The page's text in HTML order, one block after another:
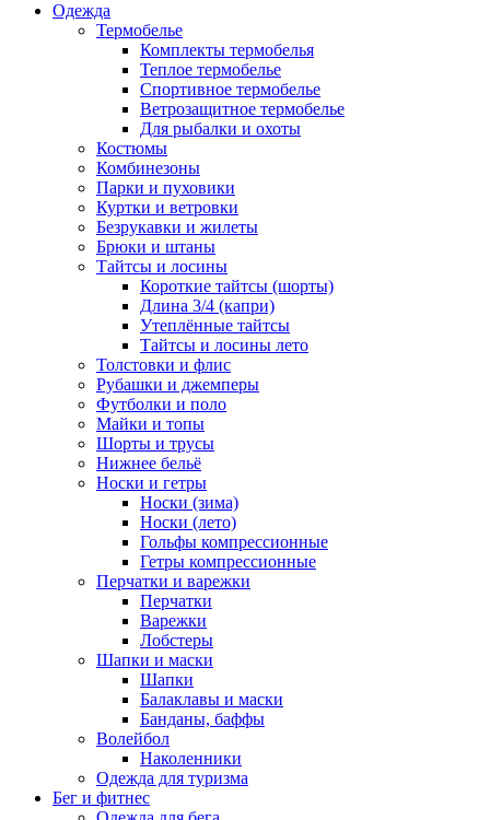
Одежда
Термобелье
Комплекты термобелья
Теплое термобелье
Спортивное термобелье
Ветрозащитное термобелье
Для рыбалки и охоты
Костюмы
Комбинезоны
Парки и пуховики
Куртки и ветровки
Безрукавки и жилеты
Брюки и штаны
Тайтсы и лосины
Короткие тайтсы (шорты)
Длина 3/4 (капри)
Утеплённые тайтсы
Тайтсы и лосины лето
Толстовки и флис
Рубашки и джемперы
Футболки и поло
Майки и топы
Шорты и трусы
Нижнее бельё
Носки и гетры
Носки (зима)
Носки (лето)
Гольфы компрессионные
Гетры компрессионные
Перчатки и варежки
Перчатки
Варежки
Лобстеры
Шапки и маски
Шапки
Балаклавы и маски
Банданы, баффы
Волейбол
Наколенники
Одежда для туризма
Бег и фитнес